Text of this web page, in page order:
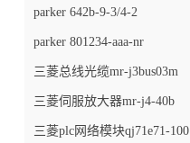
parker 642b-9-3/4-2
parker 801234-aaa-nr
三菱总线光缆mr-j3bus03m
三菱伺服放大器mr-j4-40b
三菱plc网络模块qj71e71-100